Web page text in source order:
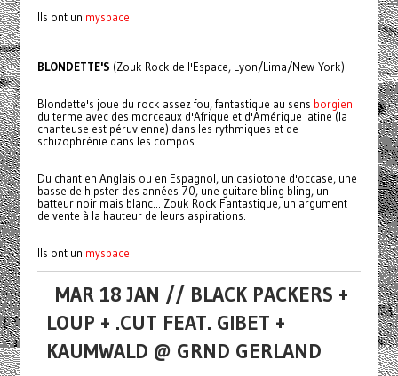
Ils ont un myspace
BLONDETTE'S (Zouk Rock de l'Espace, Lyon/Lima/New-York)
Blondette's joue du rock assez fou, fantastique au sens borgien
du terme avec des morceaux d'Afrique et d'Amérique latine (la
chanteuse est péruvienne) dans les rythmiques et de
schizophrénie dans les compos.
Du chant en Anglais ou en Espagnol, un casiotone d'occase, une
basse de hipster des années 70, une guitare bling bling, un
batteur noir mais blanc... Zouk Rock Fantastique, un argument
de vente à la hauteur de leurs aspirations.
Ils ont un myspace
MAR 18 JAN // BLACK PACKERS +
LOUP + .CUT FEAT. GIBET +
KAUMWALD @ GRND GERLAND